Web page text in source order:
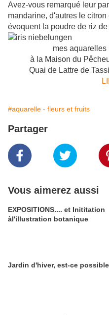
Avez-vous remarqué leur
mandarine, d'autres le
évoquent la poudre de riz
mes aquarelles
à la Maison du
Quai de Lattre de
#aquarelle - fleurs et fruits
Partager
Vous aimerez aussi
EXPOSITIONS.... et Inititation
àl'illustration botanique
Jardin d'hiver, est-ce